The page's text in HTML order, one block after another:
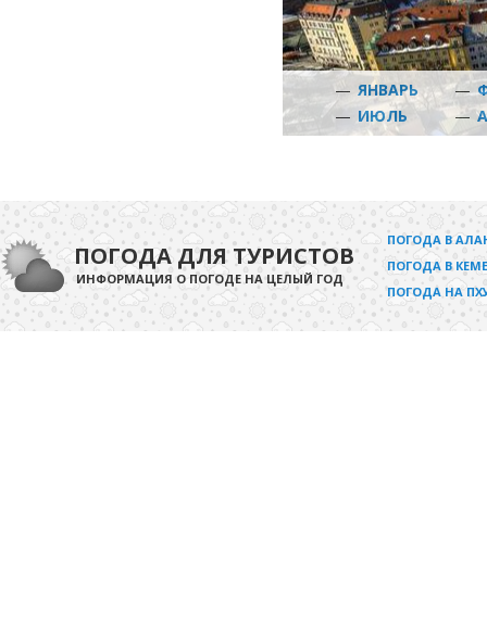
— ЯНВАРЬ —
— ИЮЛЬ —
ПОГОДА ДЛЯ ТУРИСТОВ
ИНФОРМАЦИЯ О ПОГОДЕ НА ЦЕЛЫЙ ГОД
ПОГОДА В
ПОГОДА В
ПОГОДА НА